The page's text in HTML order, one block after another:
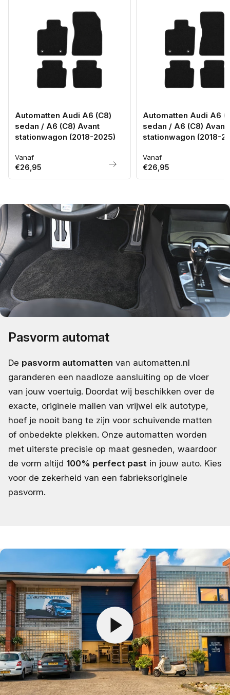
Automatten Audi A6 (C8)
sedan / A6 (C8) Avant
stationwagon (2018-2025)
Normale
prijs
Vanaf
€26,95
Automatten Audi A6
sedan / A6 (C8) Avant
stationwagon (2018-
Normale
prijs
Vanaf
€26,95
Pasvorm automat
De pasvorm automatten van automatten.nl
garanderen een naadloze aansluiting op de vloer
van jouw voertuig. Doordat wij beschikken over de
exacte, originele mallen van vrijwel elk autotype,
hoef je nooit bang te zijn voor schuivende matten
of onbedekte plekken. Onze automatten worden
met uiterste precisie op maat gesneden, waardoor
de vorm altijd 100% perfect past in jouw auto. Kies
voor de zekerheid van een fabrieksoriginele
pasvorm.